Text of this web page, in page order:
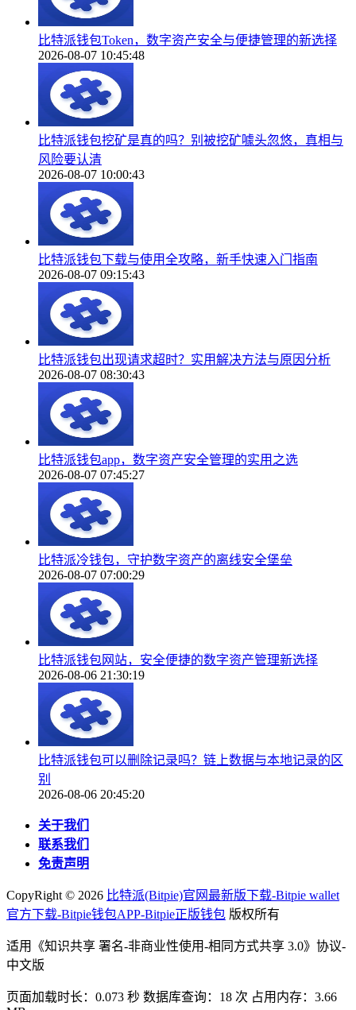
比特派钱包Token，数字资产安全与便捷管理的新选择
2026-08-07 10:45:48
比特派钱包挖矿是真的吗？别被挖矿噱头忽悠，真相与
风险要认清
2026-08-07 10:00:43
比特派钱包下载与使用全攻略，新手快速入门指南
2026-08-07 09:15:43
比特派钱包出现请求超时？实用解决方法与原因分析
2026-08-07 08:30:43
比特派钱包app，数字资产安全管理的实用之选
2026-08-07 07:45:27
比特派冷钱包，守护数字资产的离线安全堡垒
2026-08-07 07:00:29
比特派钱包网站，安全便捷的数字资产管理新选择
2026-08-06 21:30:19
比特派钱包可以删除记录吗？链上数据与本地记录的区
别
2026-08-06 20:45:20
关于我们
联系我们
免责声明
CopyRight © 2026 比特派(Bitpie)官网最新版下载-Bitpie wallet
官方下载-Bitpie钱包APP-Bitpie正版钱包 版权所有
适用《知识共享 署名-非商业性使用-相同方式共享 3.0》协议-
中文版
页面加载时长：0.073 秒 数据库查询：18 次 占用内存：3.66